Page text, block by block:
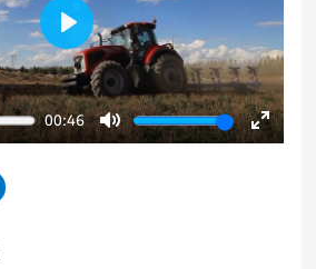
00:46
Mute
Enter
Play